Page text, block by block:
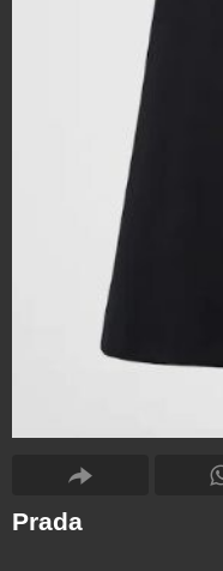
Prada